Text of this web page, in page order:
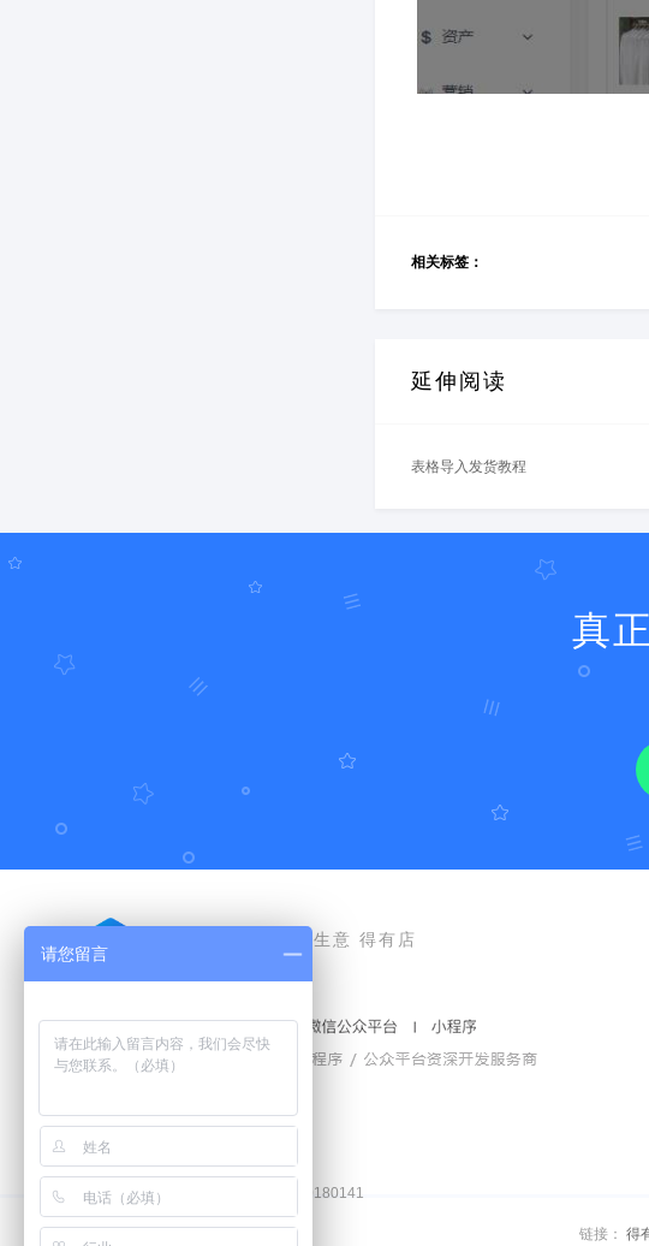
相关标签：
延伸阅读
表格导入发货教程
真
好生意 得有店
豫公网安备41010502006772号
工商营业执照和食品经营许可证
增值电信业务经营许可证：
豫B2-20180141
链接： 得
请您留言